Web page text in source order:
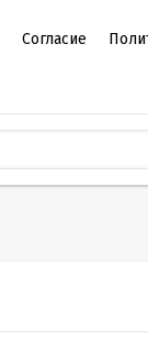
Согласие